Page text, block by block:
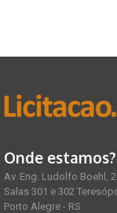
Onde estamos?
Av. Eng. Ludolfo Boehl,
Salas 301 e 302
Porto Alegre - RS